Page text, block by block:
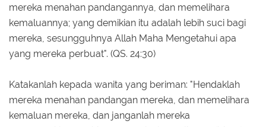
mereka menahan pandangannya, dan memelihara
kemaluannya; yang demikian itu adalah lebih suci bagi
mereka, sesungguhnya Allah Maha Mengetahui apa
yang mereka perbuat". (QS. 24:30)
Katakanlah kepada wanita yang beriman: "Hendaklah
mereka menahan pandangan mereka, dan memelihara
kemaluan mereka, dan janganlah mereka